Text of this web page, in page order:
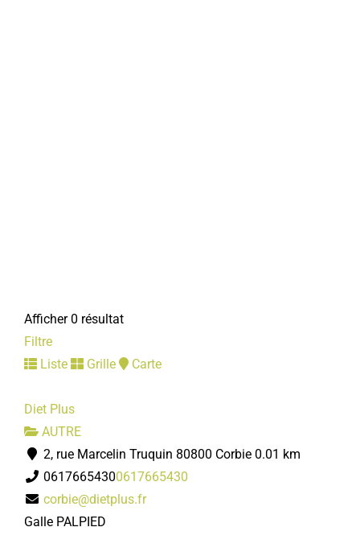
Afficher 0 résultat
Filtre
Liste
Grille Carte
Diet Plus
AUTRE
2, rue Marcelin Truquin 80800 Corbie 0.01 km
06176654300617665430
corbie@dietplus.fr
Galle PALPIED